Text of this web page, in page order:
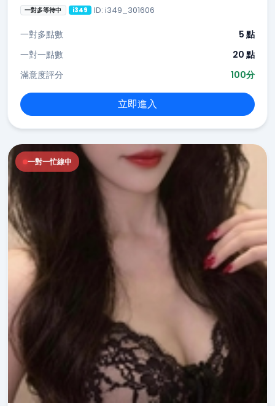
一對多等待中 i349 ID: i349_301606
一對多點數
5 點
一對一點數
20 點
滿意度評分
100分
立即進入
一對一忙線中